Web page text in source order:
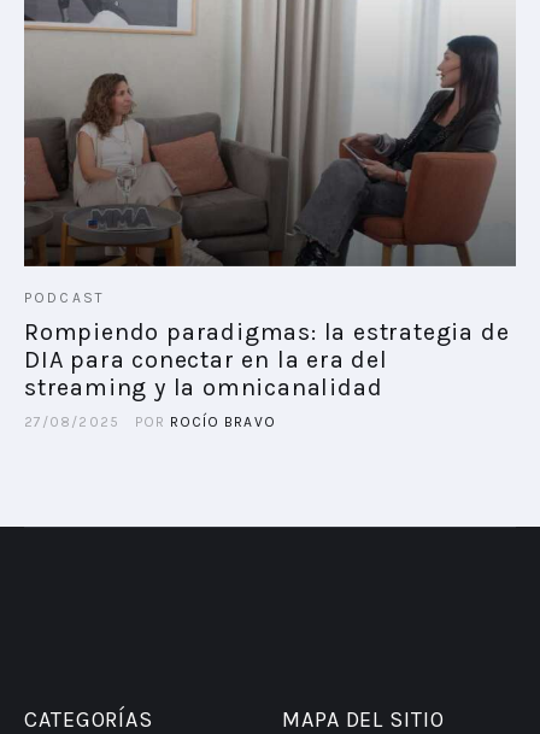
PODCAST
Rompiendo paradigmas: la estrategia de
DIA para conectar en la era del
streaming y la omnicanalidad
27/08/2025 POR ROCÍO BRAVO
CATEGORÍAS MAPA DEL SITIO